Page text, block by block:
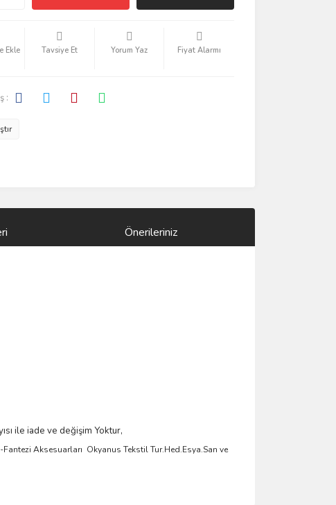
Tavsiye Et Yorum Yaz Fiyat Alarmı
:
Önerileriniz
ile iade ve değişim Yoktur,
Fantezi Aksesuarları Okyanus Tekstil Tur.Hed.Esya.San ve